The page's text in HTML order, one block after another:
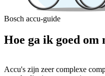
Bosch accu-guide
Hoe ga ik goed om
Accu's zijn zeer complexe